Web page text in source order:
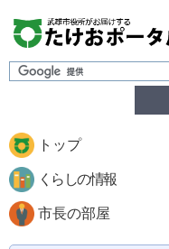
トップ
くらしの情報
市長の部屋